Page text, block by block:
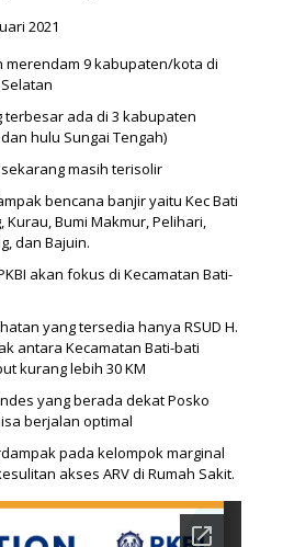
2021
merendam 9 kabupaten/kota di
terbesar ada di 3 kabupaten
hulu Sungai Tengah)
masih terisolir
bencana banjir yaitu Kec Bati
Kurau, Bumi Makmur, Pelihari,
dan Bajuin.
akan fokus di Kecamatan Bati-
yang tersedia hanya RSUD H.
antara Kecamatan Bati-bati
kurang lebih 30 KM
yang berada dekat Posko
berjalan optimal
pada kelompok marginal
akses ARV di Rumah Sakit.